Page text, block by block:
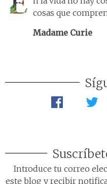
cosas que
Madame Curie
Introduce tu correo
este blog y recibir